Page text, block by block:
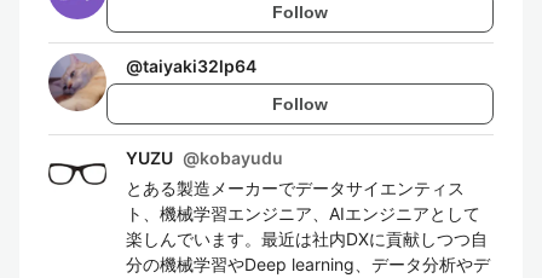
Follow
@taiyaki32lp64
Follow
YUZU @kobayudu
とある製造メーカーでデータサイエンティス
ト、機械学習エンジニア、AIエンジニアとして
楽しんでいます。最近は社内DXに貢献しつつ自
分の機械学習やDeep learning、データ分析やデ